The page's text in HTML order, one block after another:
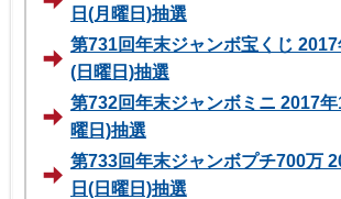
日(月曜日)抽選
第731回年末ジャンボ宝くじ 2017
(日曜日)抽選
第732回年末ジャンボミニ 2017年
曜日)抽選
第733回年末ジャンボプチ700万
日(日曜日)抽選